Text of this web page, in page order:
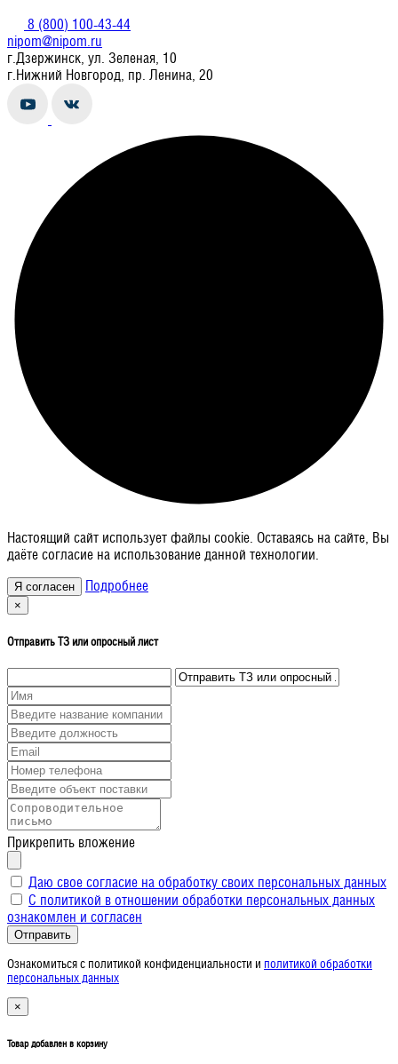
8 (800) 100-43-44
nipom@nipom.ru
г.Дзержинск, ул. Зеленая, 10
г.Нижний Новгород, пр. Ленина, 20
Настоящий сайт использует файлы cookie. Оставаясь на сайте, Вы
даёте согласие на использование данной технологии.
Подробнее
×
Отправить ТЗ или опросный лист
Прикрепить вложение
Даю свое согласие на обработку своих персональных данных
С политикой в отношении обработки персональных данных
ознакомлен и согласен
Отправить
Ознакомиться с политикой конфиденциальности и политикой обработки
персональных данных
×
Товар добавлен в корзину